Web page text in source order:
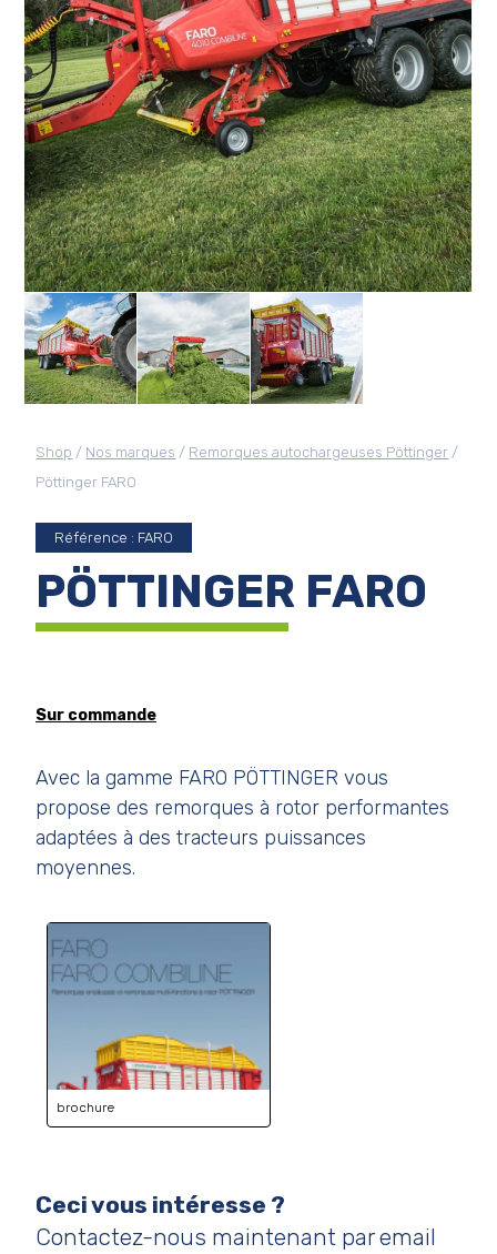
Shop / Nos marques / Remorques autochargeuses Pöttinger /
Pöttinger FARO
Référence : FARO
PÖTTINGER FARO
Sur commande
Avec la gamme FARO PÖTTINGER vous
propose des remorques à rotor performantes
adaptées à des tracteurs puissances
moyennes.
brochure
Ceci vous intéresse ?
Contactez-nous maintenant par email